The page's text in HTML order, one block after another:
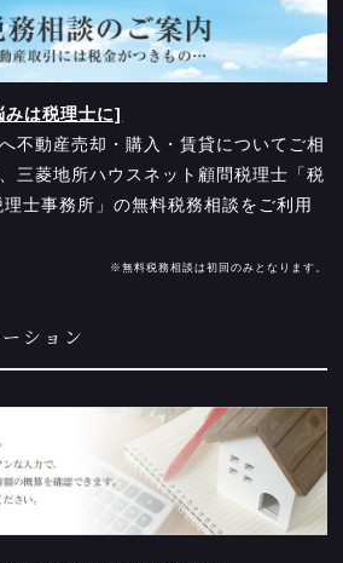
は税理士に]
不動産売却・購入・賃貸についてご相
三菱地所ハウスネット顧問税理士「税
士事務所」の無料税務相談をご利用
※無料税務相談は初回のみとなります。
ション